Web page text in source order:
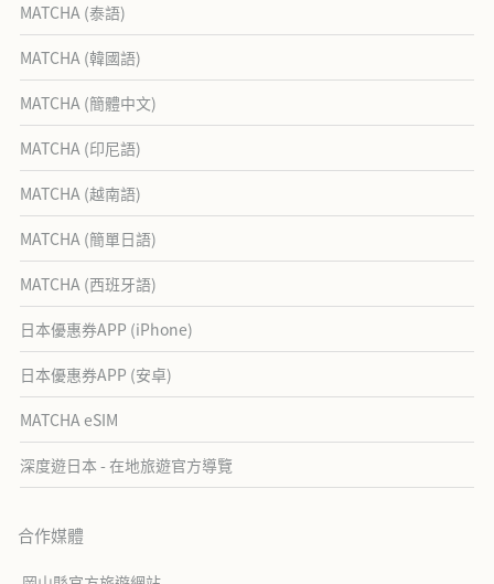
MATCHA (泰語)
MATCHA (韓國語)
MATCHA (簡體中文)
MATCHA (印尼語)
MATCHA (越南語)
MATCHA (簡單日語)
MATCHA (西班牙語)
日本優惠券APP (iPhone)
日本優惠券APP (安卓)
MATCHA eSIM
深度遊日本 - 在地旅遊官方導覽
合作媒體